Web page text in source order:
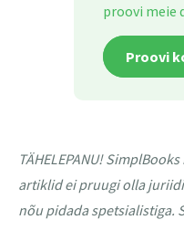
proovi meie
Proovi
TÄHELEPANU!
artiklid ei pruugi olla
nõu pidada spetsialistiga.